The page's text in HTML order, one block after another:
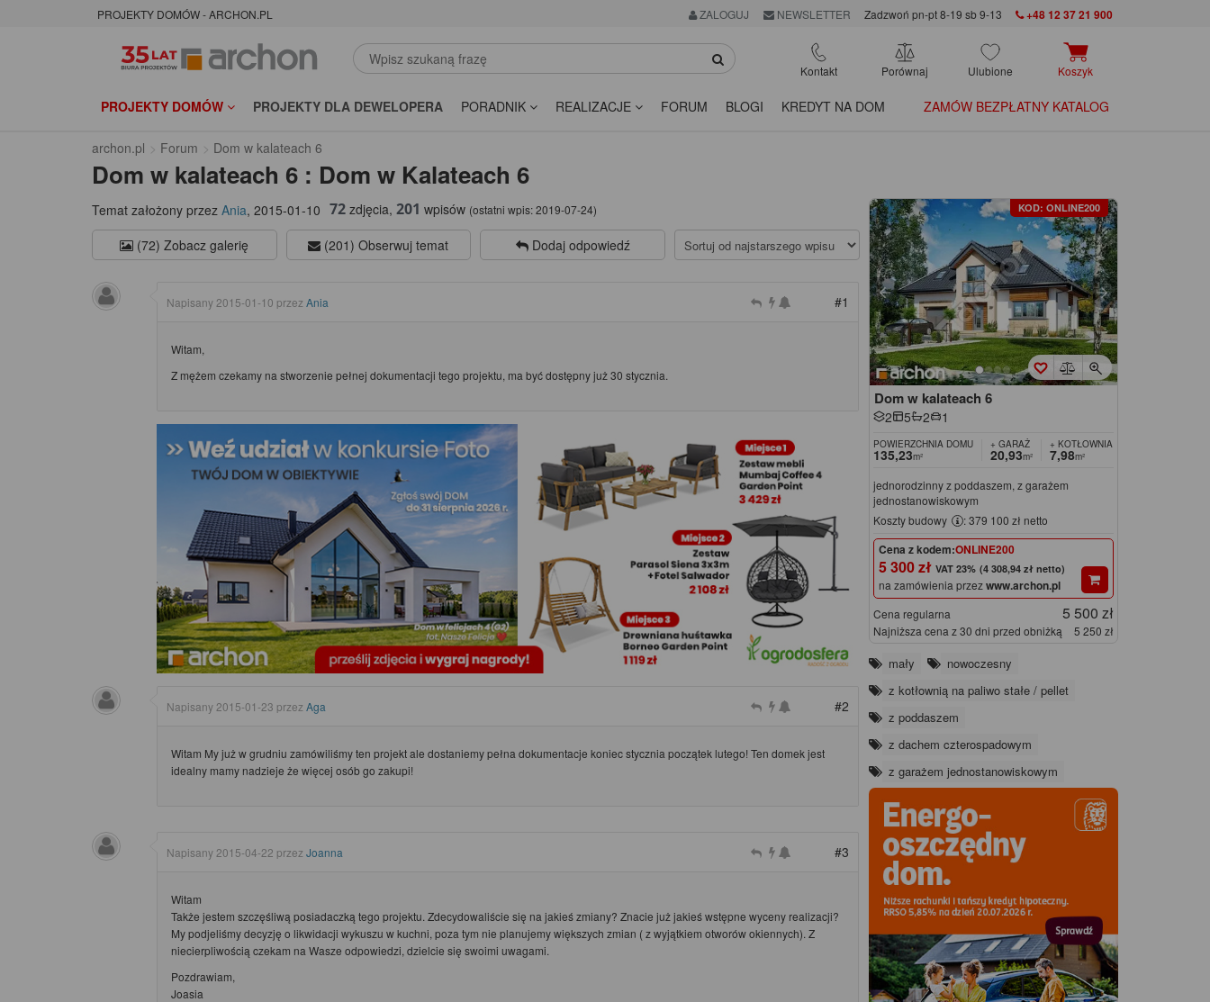
PROJEKTY DOMÓW - ARCHON.PL ZALOGUJ NEWSLETTER Zadzwoń pn-pt 8-19 sb 9-13 +48 12 37 21 900
Kontakt Porównaj Ulubione Koszyk
PROJEKTY DOMÓW PROJEKTY DLA DEWELOPERA PORADNIK REALIZACJE FORUM BLOGI KREDYT NA DOM ZAMÓW BEZPŁATNY KATALOG
archon.pl Forum Dom w kalateach 6
Dom w kalateach 6 : Dom w Kalateach 6
Temat założony przez Ania, 2015-01-10 72 zdjęcia, 201 wpisów (ostatni wpis:2019-07-24)
(72) Zobacz galerię (201) Obserwuj temat Dodaj odpowiedź
Napisany 2015-01-10 przez Ania #1
Witam,
Z mężem czekamy na stworzenie pełnej dokumentacji tego projektu, ma być dostępny już 30 stycznia.
Napisany 2015-01-23 przez Aga #2
Witam My już w grudniu zamówiliśmy ten projekt ale dostaniemy pełna dokumentacje koniec stycznia początek lutego! Ten domek jest
idealny mamy nadzieje że więcej osób go zakupi!
Napisany 2015-04-22 przez Joanna #3
Witam
Także jestem szczęśliwą posiadaczką tego projektu. Zdecydowaliście się na jakieś zmiany? Znacie już jakieś wstępne wyceny realizacji?
My podjeliśmy decyzję o likwidacji wykuszu w kuchni, poza tym nie planujemy większych zmian ( z wyjątkiem otworów okiennych). Z
niecierpliwością czekam na Wasze odpowiedzi, dzielcie się swoimi uwagami.
Pozdrawiam,
Joasia
KOD: ONLINE200
Dom w kalateach 6
2 5 2 1
POWIERZCHNIA DOMU
135,23m²
+ GARAŻ
20,93m²
+ KOTŁOWNIA
7,98m²
jednorodzinny z poddaszem, z garażem
jednostanowiskowym
Koszty budowy
: 379 100 zł netto
Cena z kodem:ONLINE200
5 300 zł (4 308,94 zł netto)
na zamówienia przezwww.archon.pl
Cena regularna 5 500 zł
Najniższa cena z 30 dni przed obniżką 5 250 zł
mały
nowoczesny
z kotłownią na paliwo stałe / pellet
z poddaszem
z dachem czterospadowym
z garażem jednostanowiskowym